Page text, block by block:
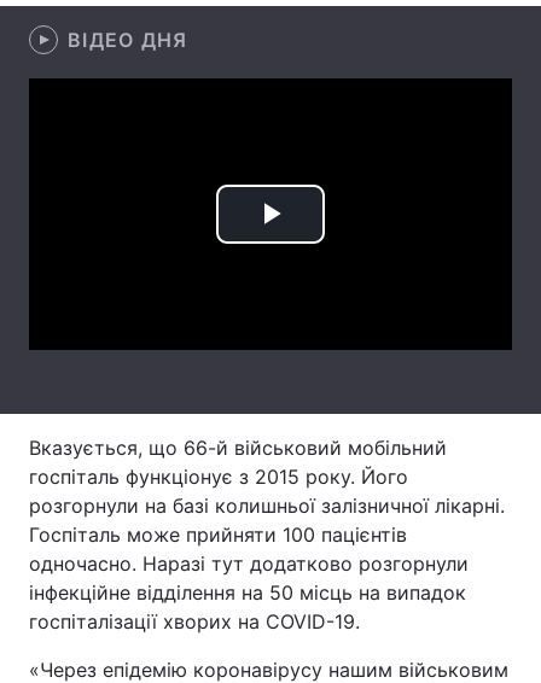
Думки
Вакансії
Послуги
Тема оформлення
ВІДЕО ДНЯ
Play
Вказується, що 66-й військовий мобільний
госпіталь функціонує з 2015 року. Його
розгорнули на базі колишньої залізничної лікарні.
Госпіталь може прийняти 100 пацієнтів
одночасно. Наразі тут додатково розгорнули
інфекційне відділення на 50 місць на випадок
госпіталізації хворих на COVID-19.
«Через епідемію коронавірусу нашим військовим